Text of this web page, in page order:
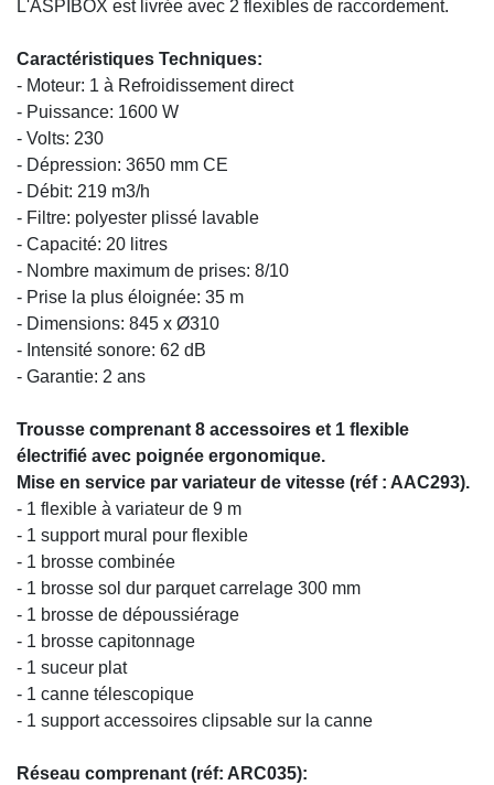
L'ASPIBOX est livrée avec 2 flexibles de raccordement.
Caractéristiques Techniques:
- Moteur: 1 à Refroidissement direct
- Puissance: 1600 W
- Volts: 230
- Dépression: 3650 mm CE
- Débit: 219 m3/h
- Filtre: polyester plissé lavable
- Capacité: 20 litres
- Nombre maximum de prises: 8/10
- Prise la plus éloignée: 35 m
- Dimensions: 845 x Ø310
- Intensité sonore: 62 dB
- Garantie: 2 ans
Trousse comprenant 8 accessoires et 1 flexible
électrifié avec poignée ergonomique.
Mise en service par variateur de vitesse (réf : AAC293).
- 1 flexible à variateur de 9 m
- 1 support mural pour flexible
- 1 brosse combinée
- 1 brosse sol dur parquet carrelage 300 mm
- 1 brosse de dépoussiérage
- 1 brosse capitonnage
- 1 suceur plat
- 1 canne télescopique
- 1 support accessoires clipsable sur la canne
Réseau comprenant (réf: ARC035):